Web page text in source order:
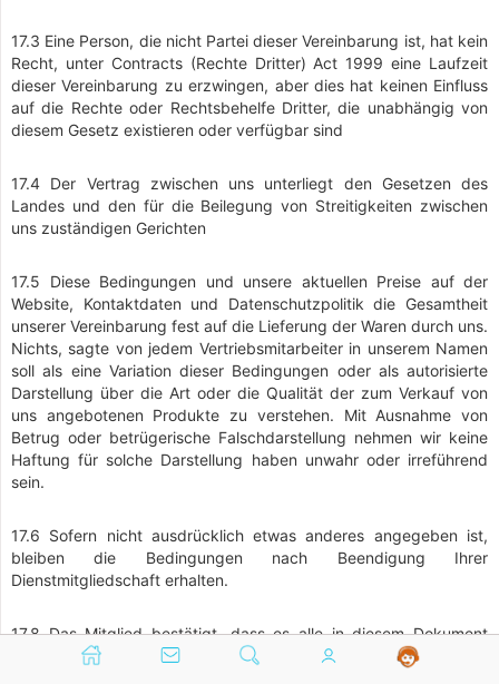
17.3 Eine Person, die nicht Partei dieser Vereinbarung ist, hat kein
Recht, unter Contracts (Rechte Dritter) Act 1999 eine Laufzeit
dieser Vereinbarung zu erzwingen, aber dies hat keinen Einfluss
auf die Rechte oder Rechtsbehelfe Dritter, die unabhängig von
diesem Gesetz existieren oder verfügbar sind
17.4 Der Vertrag zwischen uns unterliegt den Gesetzen des
Landes und den für die Beilegung von Streitigkeiten zwischen
uns zuständigen Gerichten
17.5 Diese Bedingungen und unsere aktuellen Preise auf der
Website, Kontaktdaten und Datenschutzpolitik die Gesamtheit
unserer Vereinbarung fest auf die Lieferung der Waren durch uns.
Nichts, sagte von jedem Vertriebsmitarbeiter in unserem Namen
soll als eine Variation dieser Bedingungen oder als autorisierte
Darstellung über die Art oder die Qualität der zum Verkauf von
uns angebotenen Produkte zu verstehen. Mit Ausnahme von
Betrug oder betrügerische Falschdarstellung nehmen wir keine
Haftung für solche Darstellung haben unwahr oder irreführend
sein.
17.6 Sofern nicht ausdrücklich etwas anderes angegeben ist,
bleiben die Bedingungen nach Beendigung Ihrer
Dienstmitgliedschaft erhalten.
17.8 Das Mitglied bestätigt, dass es alle in diesem Dokument
enthaltenen Bedingungen gelesen hat, und erklärt sich damit